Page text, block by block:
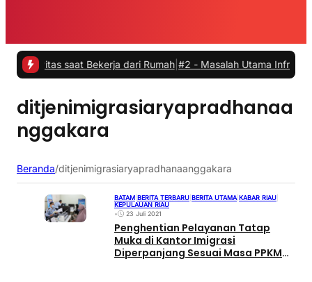
saat Bekerja dari Rumah |#2 -Masalah Utama Infrastruktur
ditjenimigrasiaryapradhanaa
nggakara
Beranda/ditjenimigrasiaryapradhanaanggakara
BATAM BERITA TERBARU BERITA UTAMA KABAR RIAU
KEPULAUAN RIAU
•
23 Juli 2021
Penghentian Pelayanan Tatap
Muka di Kantor Imigrasi
Diperpanjang Sesuai Masa PPKM